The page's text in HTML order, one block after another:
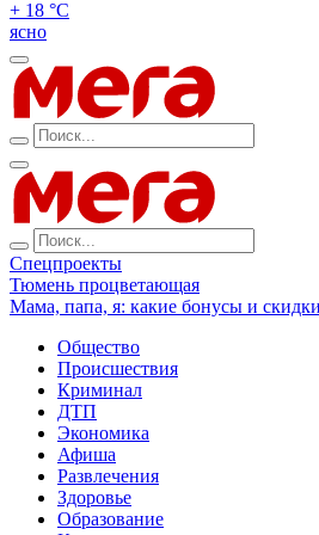
+ 18 °С
ясно
Спецпроекты
Тюмень процветающая
Мама, папа, я: какие бонусы и
Общество
Происшествия
Криминал
ДТП
Экономика
Афиша
Развлечения
Здоровье
Образование